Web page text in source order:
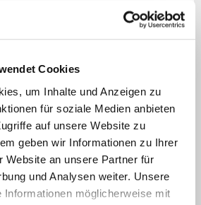
Cookies
um Inhalte und Anzeigen zu
für soziale Medien anbieten
auf unsere Website zu
geben wir Informationen zu Ihrer
Website an unsere Partner für
und Analysen weiter. Unsere
Informationen möglicherweise mit
and applying
(MR)-based methods for
spectroscopic imaging
1H and X-nuclei such as
well as chemical exchange
(CEST). These approaches
assessment of
metabolic pathways,